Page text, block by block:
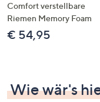
rechts,
um
diese
Comfort verstellbare
Riemen Memory Foam
€ 54,95
Wie wär's